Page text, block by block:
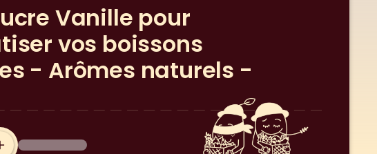
Vanille pour
vos boissons
- Arômes naturels -